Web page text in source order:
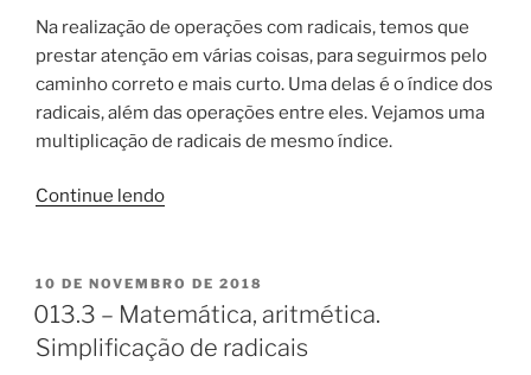
Na realização de operações com radicais, temos que
prestar atenção em várias coisas, para seguirmos pelo
caminho correto e mais curto. Uma delas é o índice dos
radicais, além das operações entre eles. Vejamos uma
multiplicação de radicais de mesmo índice.
Continue lendo“013.4
aritmética.
Operações
com
PUBLICADO
EM
10 DE NOVEMBRO DE 2018
013.3 – Matemática, aritmética.
Simplificação de radicais